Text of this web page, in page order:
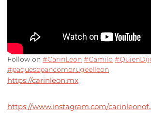
Follow on #CarinLeon #Camilo
#paquesepancomorugeelleon
https://carinleon.mx
https://www.instagram.com/